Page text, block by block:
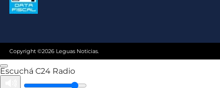
Copyright ©2026 Leguas Noticias.
Escuchá C24 Radio